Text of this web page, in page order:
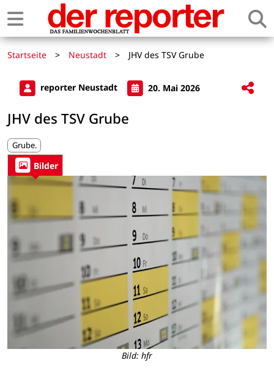
Startseite > Neustadt > JHV des TSV Grube
reporter Neustadt 20. Mai 2026
JHV des TSV Grube
Grube.
Bilder
Bild: hfr